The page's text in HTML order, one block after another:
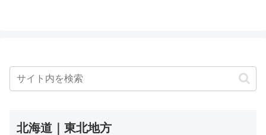
北海道｜東北地方